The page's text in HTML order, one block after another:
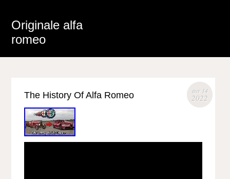
Originale alfa
romeo
avr 14
2022
The History Of Alfa Romeo